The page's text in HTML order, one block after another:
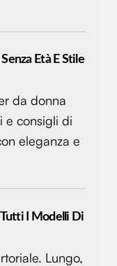
Età E Stile
da donna
e consigli di
eleganza e
Tutti I Modelli Di
Lungo,